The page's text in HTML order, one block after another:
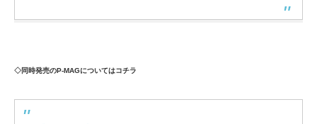
◇同時発売のP-MAGについてはコチラ